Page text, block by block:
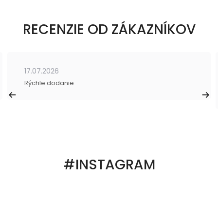
RECENZIE OD ZÁKAZNÍKOV
17.07.2026
Rýchle dodanie
#INSTAGRAM